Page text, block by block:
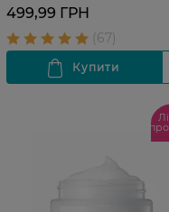
499,99 ГРН